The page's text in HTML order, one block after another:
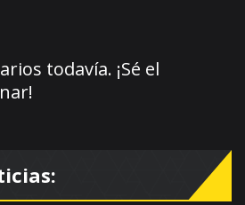
todavía. ¡Sé el